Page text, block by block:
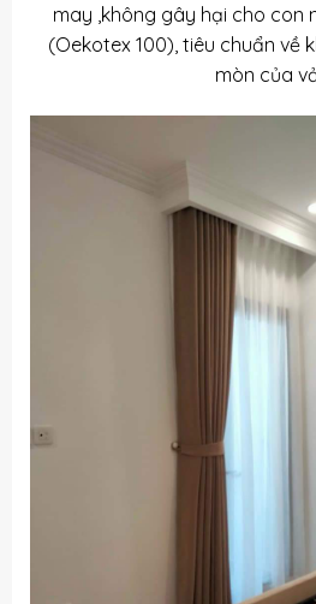
may ,không gây hại cho con
(Oekotex 100), tiêu chuẩn về
mòn của